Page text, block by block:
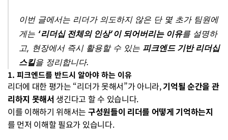
이번 글에서는 리더가 의도하지 않은 단 몇 초가 팀원에
게는 ‘리더십 전체의 인상’이 되어버리는 이유를 설명하
고, 현장에서 즉시 활용할 수 있는 피크엔드 기반 리더십
스킬을 정리합니다.
1. 피크엔드를 반드시 알아야 하는 이유
리더에 대한 평가는 “리더가 못해서”가 아니라, 기억될 순간을 관
리하지 못해서 생긴다고 할 수 있습니다.
이를 이해하기 위해서는 구성원들이 리더를 어떻게 기억하는지
를 먼저 이해할 필요가 있습니다.